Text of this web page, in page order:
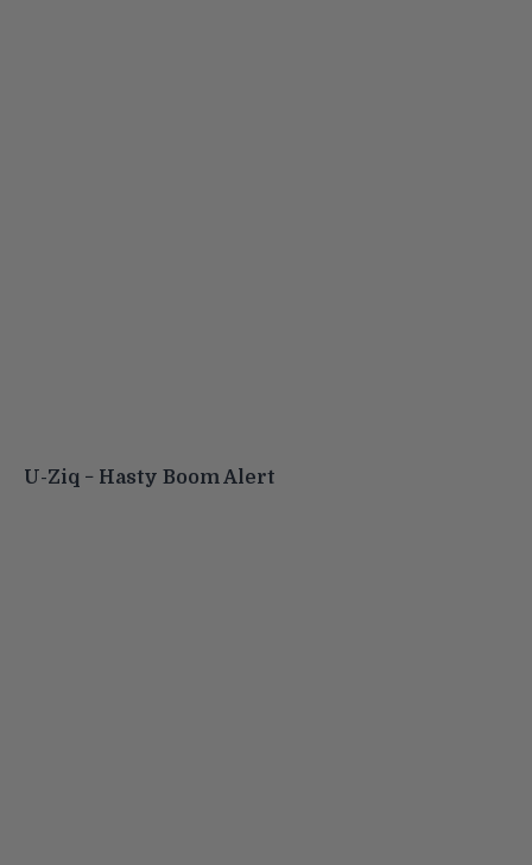
U-Ziq − Hasty Boom Alert